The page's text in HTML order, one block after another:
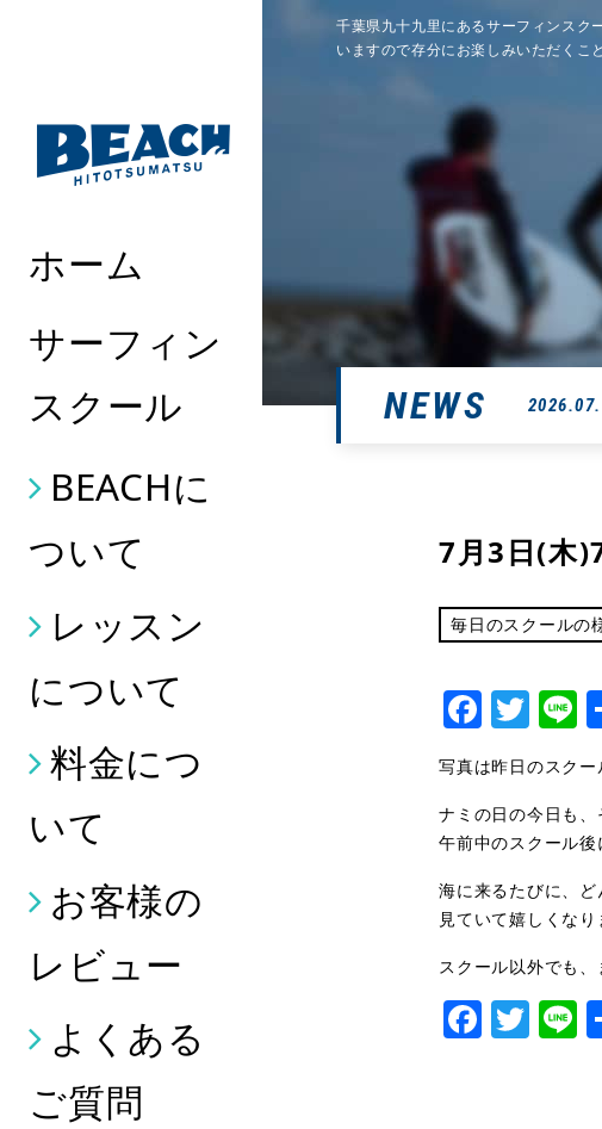
ホーム
サーフィン
スクール
BEACHに
ついて
レッスン
について
料金につ
いて
お客様の
レビュー
よくある
ご質問
千葉県九十九里にあるサーフィンスク
いますので存分にお楽しみいただくこ
NEWS
7月3日(木
毎日のスクールの
写真は昨日のスクー
ナミの日の今日も、
午前中のスクール
海に来るたびに、ど
見ていて嬉しくな
スクール以外でも